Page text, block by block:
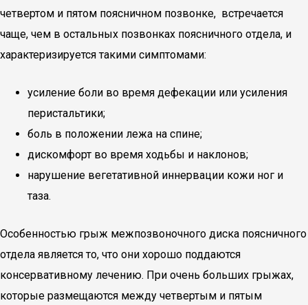
четвертом и пятом поясничном позвонке, встречается
чаще, чем в остальных позвонках поясничного отдела, и
характеризируется такими симптомами:
усиление боли во время дефекации или усиления
перистальтики;
боль в положении лежа на спине;
дискомфорт во время ходьбы и наклонов;
нарушение вегетативной иннервации кожи ног и
таза.
Особенностью грыж межпозвоночного диска поясничного
отдела является то, что они хорошо поддаются
консервативному лечению. При очень больших грыжах,
которые размещаются между четвертым и пятым